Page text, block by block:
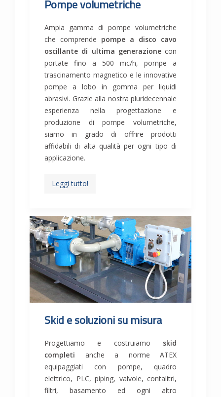
Pompe volumetriche
Ampia gamma di pompe volumetriche
che comprende pompe a disco cavo
oscillante di ultima generazionecon
portate fino a 500 mc/h, pompe a
trascinamento magnetico e le innovative
pompe a lobo in gomma per liquidi
abrasivi. Grazie alla nostra pluridecennale
esperienza nella progettazione e
produzione di pompe volumetriche,
siamo in grado di offrire prodotti
affidabili di alta qualità per ogni tipo di
applicazione.
Leggi tutto!
Skid e soluzioni su misura
Progettiamo e costruiamo skid
completi anche a norme ATEX
equipaggiati con pompe, quadro
elettrico, PLC, piping, valvole, contalitri,
filtri, basamento ed ogni altro